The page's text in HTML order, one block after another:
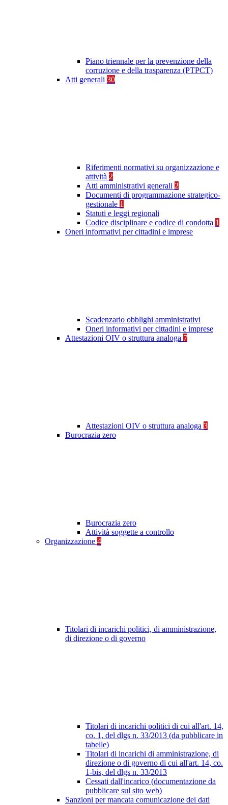
Piano triennale per la prevenzione della
corruzione e della trasparenza (PTPCT)
Atti generali 30
Riferimenti normativi su organizzazione e
attività 2
Atti amministrativi generali 2
Documenti di programmazione strategico-
gestionale 1
Statuti e leggi regionali
Codice disciplinare e codice di condotta 1
Oneri informativi per cittadini e imprese
Scadenzario obblighi amministrativi
Oneri informativi per cittadini e imprese
Attestazioni OIV o struttura analoga 7
Attestazioni OIV o struttura analoga 3
Burocrazia zero
Burocrazia zero
Attività soggette a controllo
Organizzazione 4
Titolari di incarichi politici, di amministrazione,
di direzione o di governo
Titolari di incarichi politici di cui all'art. 14,
co. 1, del dlgs n. 33/2013 (da pubblicare in
tabelle)
Titolari di incarichi di amministrazione, di
direzione o di governo di cui all'art. 14, co.
1-bis, del dlgs n. 33/2013
Cessati dall'incarico (documentazione da
pubblicare sul sito web)
Sanzioni per mancata comunicazione dei dati